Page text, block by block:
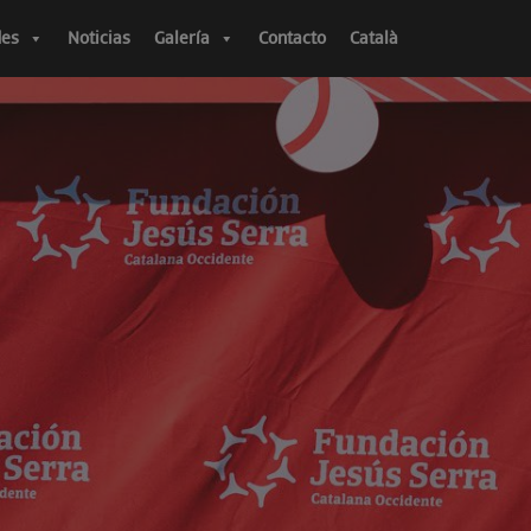
Noticias Galería Contacto Català